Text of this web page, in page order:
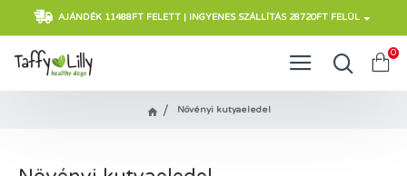
AJÁNDÉK 11488FT FELETT | INGYENES SZÁLLÍTÁS 28720FT FELÜL
0
Növényi kutyaeledel